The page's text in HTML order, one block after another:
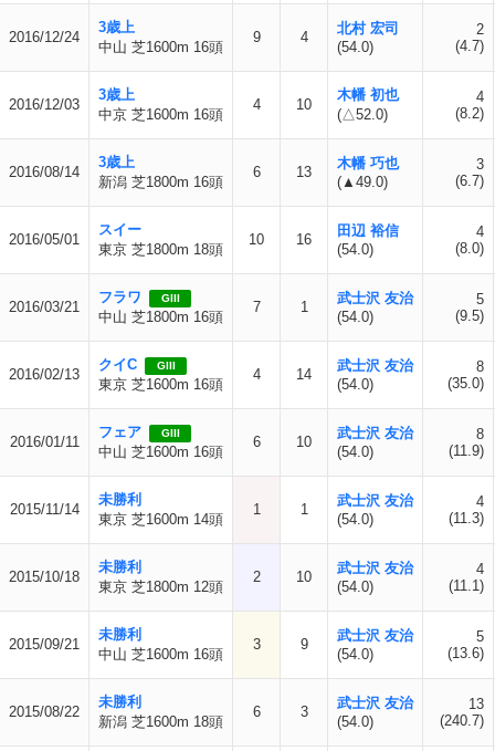
2016/12/24
3歳上
中山 芝1600m 16頭
9 4
北村 宏司
(54.0)
2
(4.7)
2016/12/03
3歳上
中京 芝1600m 16頭
4 10
木幡 初也
(△52.0)
4
(8.2)
2016/08/14
3歳上
新潟 芝1800m 16頭
6 13
木幡 巧也
(▲49.0)
3
(6.7)
2016/05/01
スイー
東京 芝1800m 18頭
10 16
田辺 裕信
(54.0)
4
(8.0)
2016/03/21
フラワ GIII
中山 芝1800m 16頭
7 1
武士沢 友治
(54.0)
5
(9.5)
2016/02/13
クイC GIII
東京 芝1600m 16頭
4 14
武士沢 友治
(54.0)
8
(35.0)
2016/01/11
フェア GIII
中山 芝1600m 16頭
6 10
武士沢 友治
(54.0)
8
(11.9)
2015/11/14
未勝利
東京 芝1600m 14頭
1 1
武士沢 友治
(54.0)
4
(11.3)
2015/10/18
未勝利
東京 芝1800m 12頭
2 10
武士沢 友治
(54.0)
4
(11.1)
2015/09/21
未勝利
中山 芝1600m 16頭
3 9
武士沢 友治
(54.0)
5
(13.6)
2015/08/22
未勝利
新潟 芝1600m 18頭
6 3
武士沢 友治
(54.0)
13
(240.7)